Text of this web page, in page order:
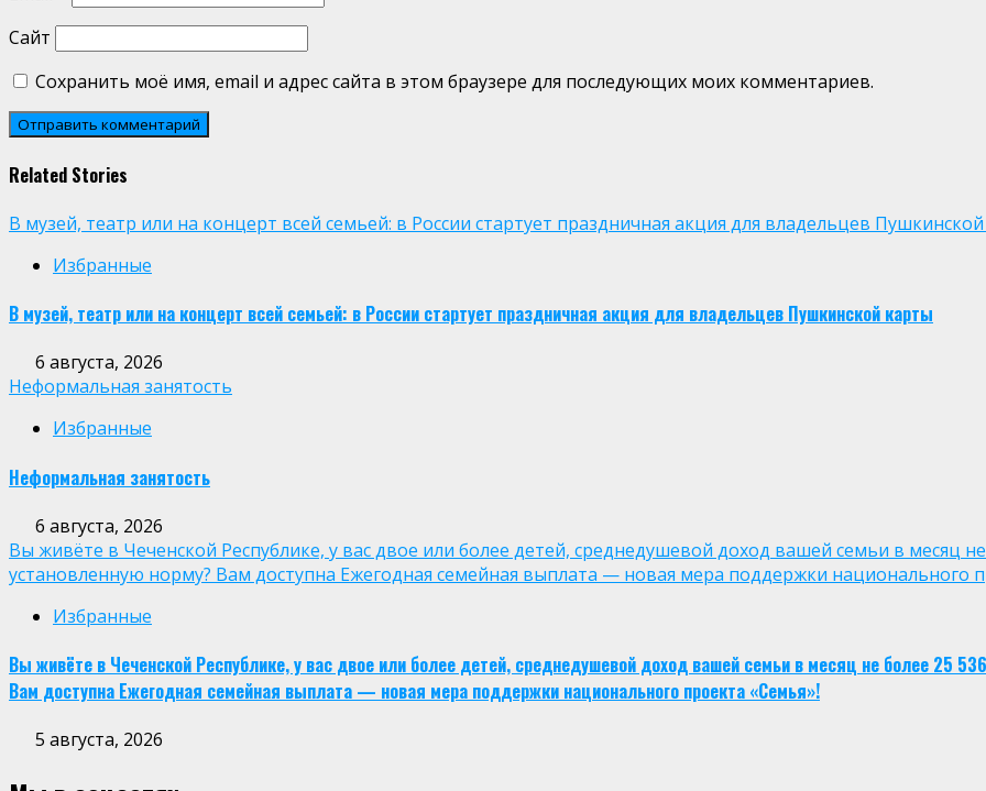
Сайт
Сохранить моё имя, email и адрес сайта в этом браузере для последующих моих комментариев.
Related Stories
В музей, театр или на концерт всей семьей: в России стартует праздничная акция для владельцев
Избранные
В музей, театр или на концерт всей семьей: в России стартует праздничная акция для владельцев Пушкинской карты
6 августа, 2026
Неформальная занятость
Избранные
Неформальная занятость
6 августа, 2026
Вы живёте в Чеченской Республике, у вас двое или более детей, среднедушевой доход вашей семьи в месяц
установленную норму? Вам доступна Ежегодная семейная выплата — новая мера поддержки национального
Избранные
Вы живёте в Чеченской Республике, у вас двое или более детей, среднедушевой доход вашей семьи в месяц не более 25
Вам доступна Ежегодная семейная выплата — новая мера поддержки национального проекта «Семья»!
5 августа, 2026